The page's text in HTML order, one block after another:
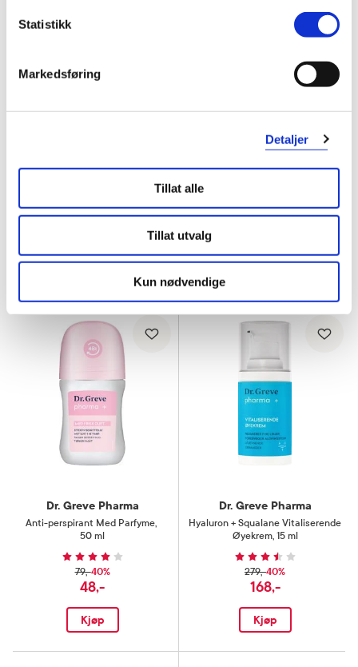
Statistikk
Markedsføring
Detaljer
Tillat alle
Tillat utvalg
Kun nødvendige
Farget Dagkrem SPF15 u/p,50 ml
96,-30%
Kjøp
Dr. Greve Pharma
Hyaluron + Squalane Fornyende
329,-40%
Kjøp
Dr. Greve Pharma
Anti-perspirant Med Parfyme,
50 ml
79,-40%
48,-
Kjøp
Dr. Greve Pharma
Hyaluron + Squalane Vitaliserende
Øyekrem, 15 ml
279,-40%
168,-
Kjøp